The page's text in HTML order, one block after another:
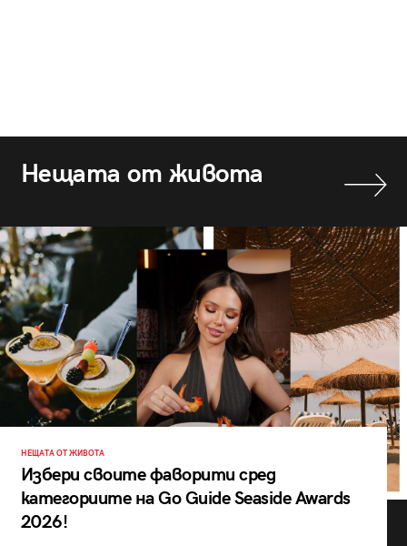
Нещата от живота
НЕЩАТА ОТ ЖИВОТА
Избери своите фаворити сред
категориите на Go Guide Seaside Awards
2026!